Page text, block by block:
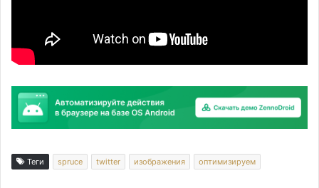
Теги spruce twitter изображения оптимизируем